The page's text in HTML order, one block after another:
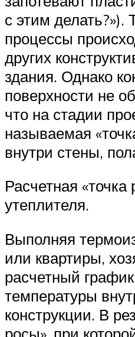
с этим делать?»).
процессы
других
здания. Однако
поверхности не
что на стадии
называемая
внутри стены,
Расчетная
утеплителя.
Выполняя
или квартиры,
расчетный
температуры
конструкции. В